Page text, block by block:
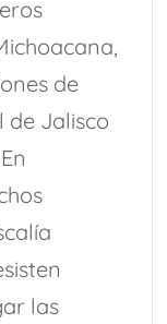
de
de Jalisco
las